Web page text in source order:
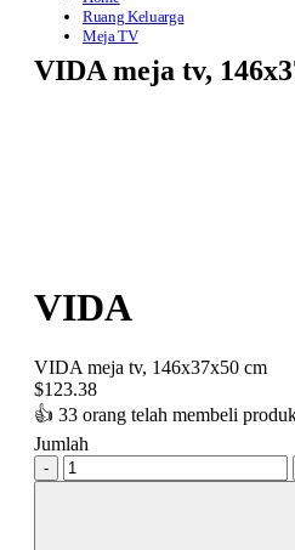
Ruang Keluarga
Meja TV
VIDA meja tv,
VIDA
VIDA meja tv, 146x37x50 cm
$123.38
👍 33 orang telah membeli
Jumlah
-